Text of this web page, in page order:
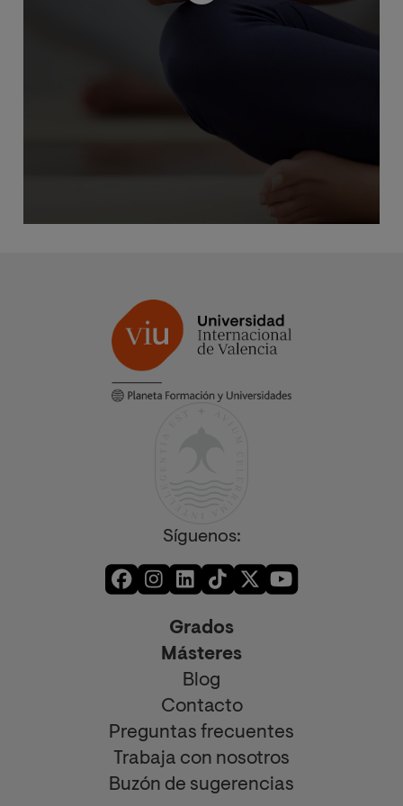
Síguenos:
Grados
Másteres
Blog
Contacto
Preguntas frecuentes
Trabaja con nosotros
Buzón de sugerencias